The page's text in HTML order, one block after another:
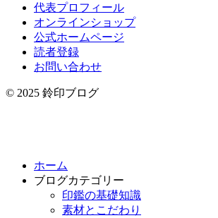
代表プロフィール
オンラインショップ
公式ホームページ
読者登録
お問い合わせ
© 2025 鈴印ブログ
ホーム
ブログカテゴリー
印鑑の基礎知識
素材とこだわり